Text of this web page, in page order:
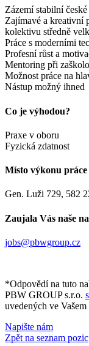
Zázemí stabilní
Zajímavé a kreativní
kolektivu středně
Práce s moderními
Profesní růst a
Mentoring při
Možnost práce na
Nástup možný ihned
Co je výhodou?
Praxe v oboru
Fyzická zdatnost
Místo výkonu práce
Gen. Luži 729, 582
Zaujala Vás naše
jobs@pbwgroup.cz
*Odpovědí na tuto
PBW GROUP s.r.o.
uvedených ve
Napište nám
Zpět na seznam pozic